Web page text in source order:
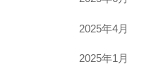
2025年4月
2025年1月